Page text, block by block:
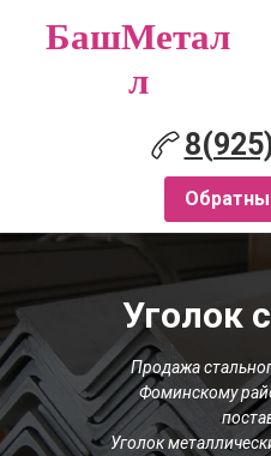
БашМетал
л
Уголок
Продажа
Фоминскому
Уголок